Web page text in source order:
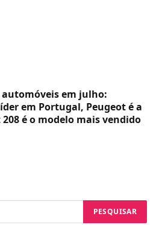
em julho:
em Portugal, Peugeot é a
é o modelo mais vendido